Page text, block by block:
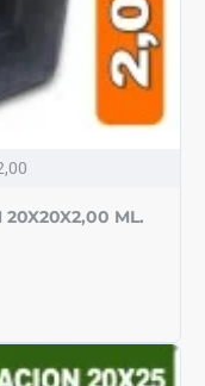
20X20X2,00 ML.